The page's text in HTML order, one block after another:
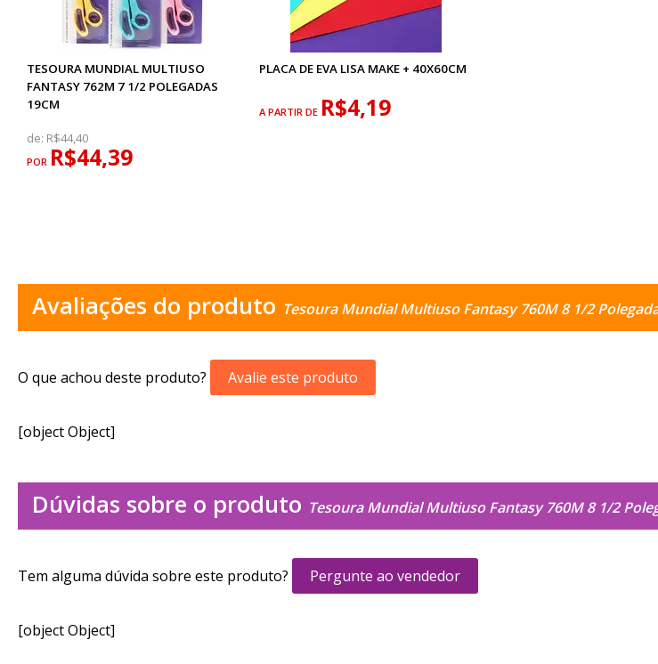
TESOURA MUNDIAL MULTIUSO
FANTASY 762M 7 1/2 POLEGADAS
19CM
de: R$44,40
POR R$44,39
PLACA DE EVA LISA MAKE + 40X60CM
A PARTIR DE R$4,19
Avaliações do produto Tesoura Mundial Multiuso Fantasy 760M 8 1/2
O que achou deste produto? Avalie este produto
[object Object]
Dúvidas sobre o produto Tesoura Mundial Multiuso Fantasy 760M 8 1/2
Tem alguma dúvida sobre este produto? Pergunte ao vendedor
[object Object]